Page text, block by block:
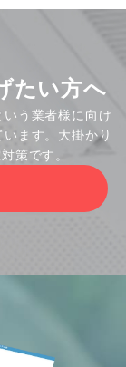
たい方へ
う業者様に向け
ます。大掛かり
策です。